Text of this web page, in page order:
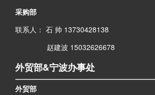
采购部
联系人： 石 帅 13730428138
赵建波 15032626678
外贸部&宁波办事处
外贸部